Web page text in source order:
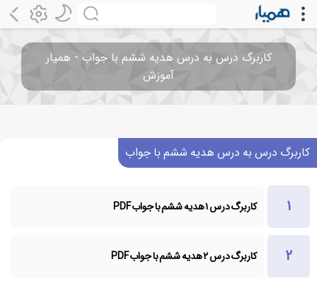
کاربرگ درس به درس هدیه ششم با جواب - همیار
آموزش
کاربرگ درس به درس هدیه ششم با جواب
کاربرگ درس ۱ هدیه ششم با جواب PDF
کاربرگ درس ۲ هدیه ششم با جواب PDF